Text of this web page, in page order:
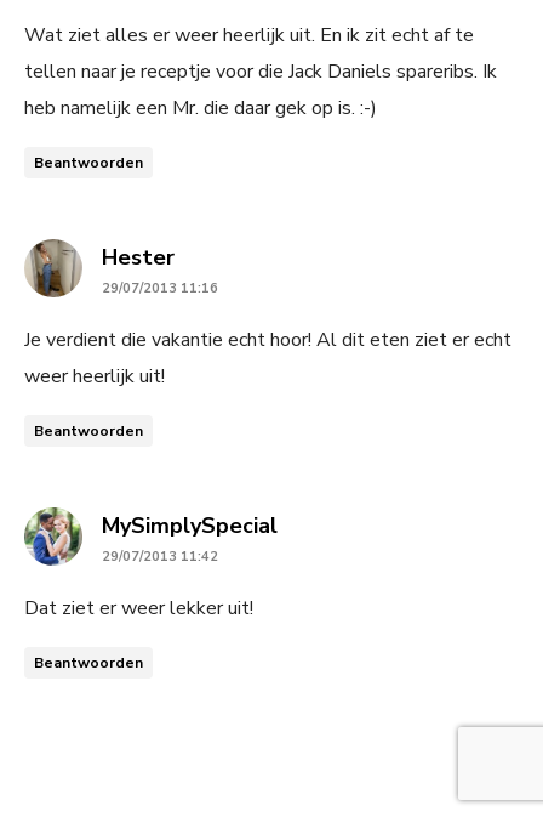
Wat ziet alles er weer heerlijk uit. En ik zit echt af te
tellen naar je receptje voor die Jack Daniels spareribs. Ik
heb namelijk een Mr. die daar gek op is. :-)
Beantwoorden
Hestersays:
29/07/2013 11:16
Je verdient die vakantie echt hoor! Al dit eten ziet er echt
weer heerlijk uit!
Beantwoorden
MySimplySpecialsays:
29/07/2013 11:42
Dat ziet er weer lekker uit!
Beantwoorden